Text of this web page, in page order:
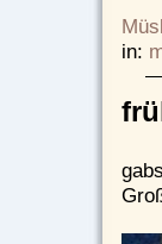
in: